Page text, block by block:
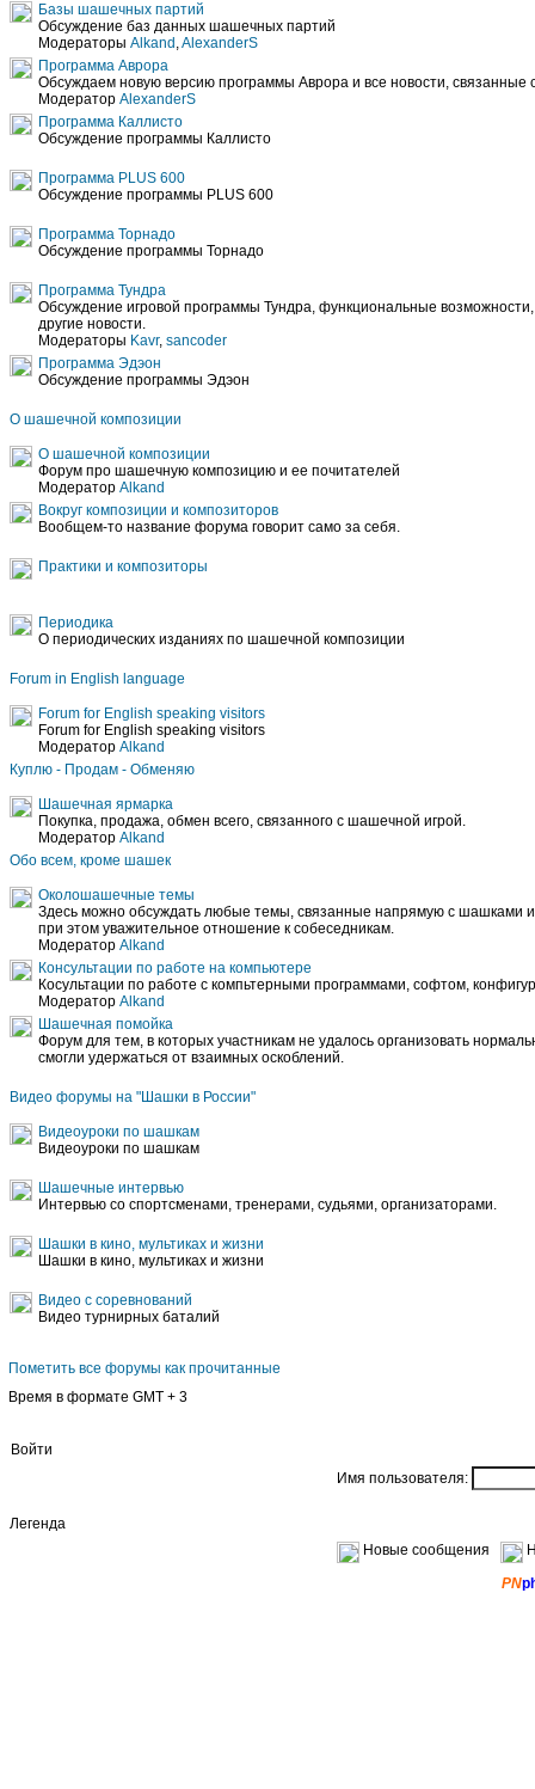
Базы шашечных партий
Обсуждение баз данных шашечных партий
Модераторы Alkand ,AlexanderS
Программа Аврора
Обсуждаем новую версию программы Аврора и все новости, связанные
Модератор AlexanderS
Программа Каллисто
Обсуждение программы Каллисто
Программа PLUS 600
Обсуждение программы PLUS 600
Программа Торнадо
Обсуждение программы Торнадо
Программа Тундра
Обсуждение игровой программы Тундра, функциональные
другие новости.
Модераторы Kavr, sancoder
Программа Эдэон
Обсуждение программы Эдэон
О шашечной композиции
О шашечной композиции
Форум про шашечную композицию и ее почитателей
Модератор Alkand
Вокруг композиции и композиторов
Вообщем-то название форума говорит само за себя.
Практики и композиторы
Периодика
О периодических изданиях по шашечной композиции
Forum in English language
Forum for English speaking visitors
Forum for English speaking visitors
Модератор Alkand
Куплю - Продам - Обменяю
Шашечная ярмарка
Покупка, продажа, обмен всего, связанного с шашечной игрой.
Модератор Alkand
Обо всем, кроме шашек
Околошашечные темы
Здесь можно обсуждать любые темы, связанные напрямую с шашками
при этом уважительное отношение к собеседникам.
Модератор Alkand
Консультации по работе на компьютере
Косультации по работе с компьтерными программами, софтом,
Модератор Alkand
Шашечная помойка
Форум для тем, в которых участникам не удалось организовать
смогли удержаться от взаимных оскоблений.
Видео форумы на "Шашки в России"
Видеоуроки по шашкам
Видеоуроки по шашкам
Шашечные интервью
Интервью со спортсменами, тренерами, судьями, организаторами.
Шашки в кино, мультиках и жизни
Шашки в кино, мультиках и жизни
Видео с соревнований
Видео турнирных баталий
Пометить все форумы как прочитанные
Время в формате GMT + 3
Войти
Имя пользователя:
Легенда
Новые сообщения
PN